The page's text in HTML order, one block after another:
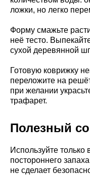
ложки, но легко
Форму смажьте
неё тесто.
сухой деревянной
Готовую коврижку
переложите на
при желании
трафарет.
Полезный
Используйте
постороннего
не сделает